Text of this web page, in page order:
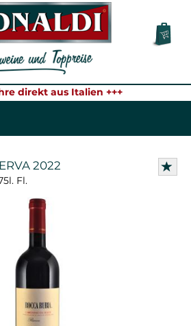
direkt aus Italien +++
2022
Fl.